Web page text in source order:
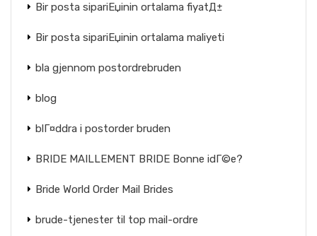
Bir posta sipariЕџinin ortalama fiyatД±
Bir posta sipariЕџinin ortalama maliyeti
bla gjennom postordrebruden
blog
blГ¤ddra i postorder bruden
BRIDE MAILLEMENT BRIDE Bonne idГ©e?
Bride World Order Mail Brides
brude-tjenester til top mail-ordre